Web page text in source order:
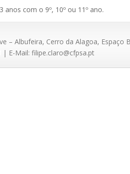
com o 9º, 10º ou 11º ano.
– Albufeira, Cerro da Alagoa, Espaço
E-Mail: filipe.claro@cfpsa.pt